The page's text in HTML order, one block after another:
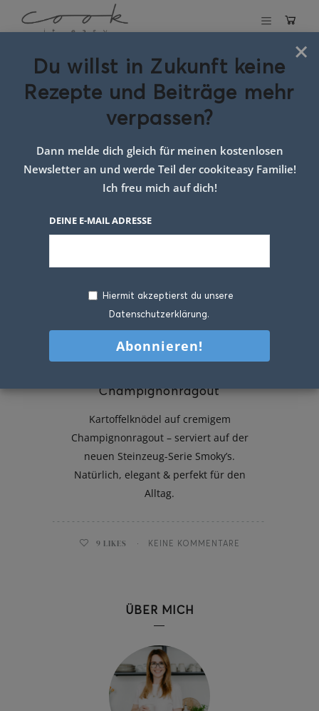
Schlagwort:
Smoky’s Geschirr
mit Herbstrezept
Champignonragout
Kartoffelknödel auf cremigem
Champignonragout – serviert auf der
neuen Steinzeug-Serie Smoky’s.
Natürlich, elegant & perfekt für den
Alltag.
9 LIKES KEINE KOMMENTARE
ÜBER MICH
×
Du willst in Zukunft keine
Rezepte und Beiträge mehr
verpassen?
Dann melde dich gleich für meinen kostenlosen
Newsletter an und werde Teil der cookiteasy Familie!
Ich freu mich auf dich!
DEINE E-MAIL ADRESSE
Hiermit akzeptierst du unsere
Datenschutzerklärung.